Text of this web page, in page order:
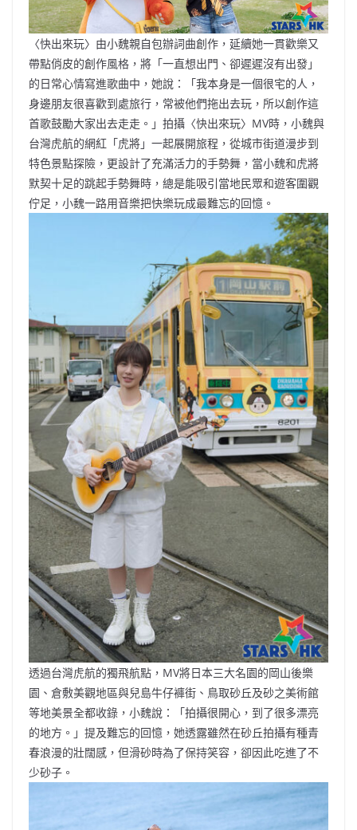
〈快出來玩〉由小魏親自包辦詞曲創作，延續她一貫歡樂又
帶點俏皮的創作風格，將「一直想出門、卻遲遲沒有出發」
的日常心情寫進歌曲中，她說：「我本身是一個很宅的人，
身邊朋友很喜歡到處旅行，常被他們拖出去玩，所以創作這
首歌鼓勵大家出去走走。」拍攝〈快出來玩〉MV時，小魏與
台灣虎航的網紅「虎將」一起展開旅程，從城市街道漫步到
特色景點探險，更設計了充滿活力的手勢舞，當小魏和虎將
默契十足的跳起手勢舞時，總是能吸引當地民眾和遊客圍觀
佇足，小魏一路用音樂把快樂玩成最難忘的回憶。
透過台灣虎航的獨飛航點，MV將日本三大名園的岡山後樂
園、倉敷美觀地區與兒島牛仔褲街、鳥取砂丘及砂之美術館
等地美景全都收錄，小魏說：「拍攝很開心，到了很多漂亮
的地方。」提及難忘的回憶，她透露雖然在砂丘拍攝有種青
春浪漫的壯闊感，但滑砂時為了保持笑容，卻因此吃進了不
少砂子。